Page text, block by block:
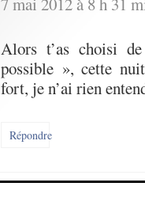
Alors t’as choisi
possible », cette
fort, je n’ai rien
Répondre